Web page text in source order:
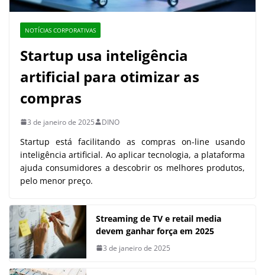
NOTÍCIAS CORPORATIVAS
Startup usa inteligência
artificial para otimizar as
compras
3 de janeiro de 2025 DINO
Startup está facilitando as compras on-line usando
inteligência artificial. Ao aplicar tecnologia, a plataforma
ajuda consumidores a descobrir os melhores produtos,
pelo menor preço.
Streaming de TV e retail media
devem ganhar força em 2025
3 de janeiro de 2025